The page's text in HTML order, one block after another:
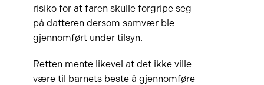
risiko for at faren skulle forgripe seg
på datteren dersom samvær ble
gjennomført under tilsyn.
Retten mente likevel at det ikke ville
være til barnets beste å gjennomføre